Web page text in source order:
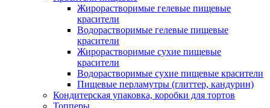
Жирорастворимые гелевые пищевые
красители
Водорастворимые гелевые пищевые
красители
Жирорастворимые сухие пищевые
красители
Водорастворимые сухие пищевые красители
Пищевые перламутры (глиттер, кандурин)
Кондитерская упаковка, коробки для тортов
Топперы